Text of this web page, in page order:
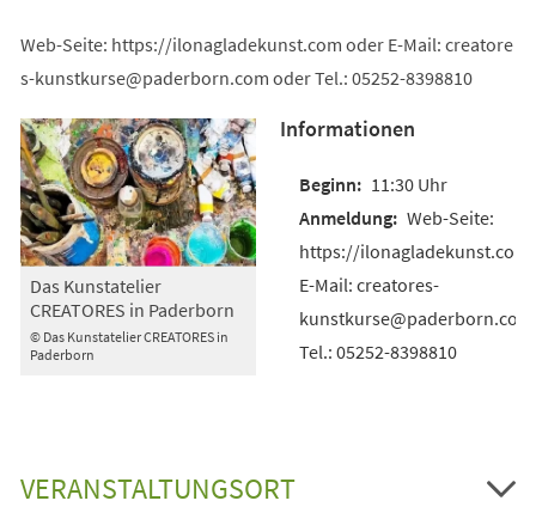
Web-Seite: https://ilonagladekunst.com oder E-Mail: creatore
s-kunstkurse
paderborn com oder Tel.: 05252-8398810
© Das Kunstatelier CREATORES in
Paderborn
Das Kunstatelier
CREATORES in Paderborn
Informationen
11:30 Uhr
Web-Seite:
https://ilonagladekunst.com
E-Mail: creatores-
kunstkurse@paderborn.com
Tel.: 05252-8398810
VERANSTALTUNGSORT